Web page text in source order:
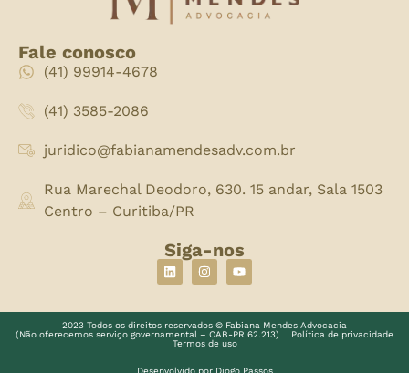
Fale conosco
(41) 99914-4678
(41) 3585-2086
juridico@fabianamendesadv.com.br
Rua Marechal Deodoro, 630. 15 andar, Sala 1503
Centro – Curitiba/PR
Siga-nos
2023 Todos os direitos reservados © Fabiana Mendes Advocacia
(Não oferecemos serviço governamental – OAB-PR 62.213)
Política de privacidade
Termos de uso
Desenvolvido por Diogo Passos